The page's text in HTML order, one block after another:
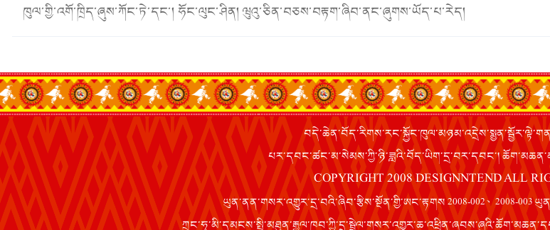
ཁུལ་གྱི་འགོ་ཁྲིད་ཞུས་ཀོང་ཏེ་དང་། ཧོང་ལུང་ཤིན། ཝུའུ་ཅིན་བཅས་བརྟག་ཞིབ་ནང་ཞུགས་ཡོད་པ་རེད།
པར་དབང་ཚང་མ་སེམས་ཀྱི་ཉི་ཟླའི་བོད་ཡིག་དྲ་བར་དབང་།
COPYRIGHT 2008 DESIGNNTEND ALL
ཡུན་ནན་གསར་འགྱུར་དྲ་བའི་ཞིབ་རྩིས་སྔོན་གྱི་ཨང་རྟགས 2008-002、2008-003